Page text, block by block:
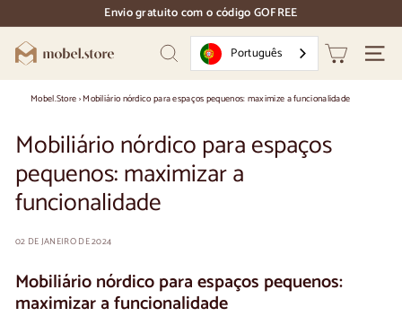
para
conteúdo
pausa
nos
diapositivos
Envio gratuito com o código GOFREE
M
o
e
l.
S
t
r
e
Pesquisar Português
Mobel.Store›Mobiliário nórdico para espaços pequenos: maximize a funcionalidade
Mobiliário nórdico para espaços
pequenos: maximizar a
funcionalidade
02 DE JANEIRO DE 2024
Mobiliário nórdico para espaços pequenos:
maximizar a funcionalidade